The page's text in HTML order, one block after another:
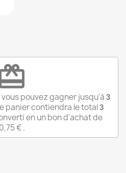
pouvez gagner jusqu'à 3
panier contiendra le total3
en un bon d'achat de
0,75 €.